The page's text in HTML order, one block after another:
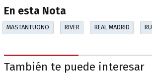
En esta Nota
MASTANTUONO RIVER REAL MADRID
También te puede interesar